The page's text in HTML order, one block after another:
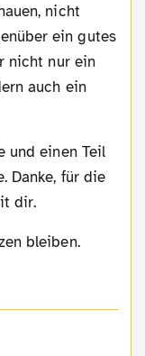
nicht
ein gutes
nicht nur ein
auch ein
Danke, für die
dir.
bleiben.